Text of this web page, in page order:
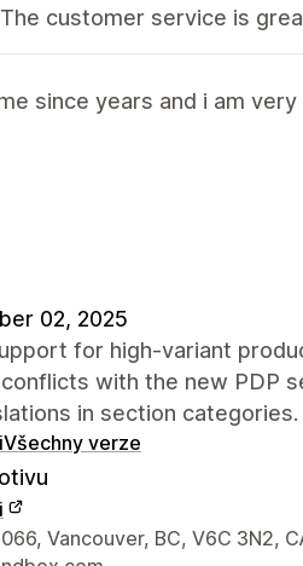
customer service is
since years and i am
02, 2025
for high-variant
with the new PDP
in section categories.
Všechny verze
Vancouver, BC, V6C 3N2,